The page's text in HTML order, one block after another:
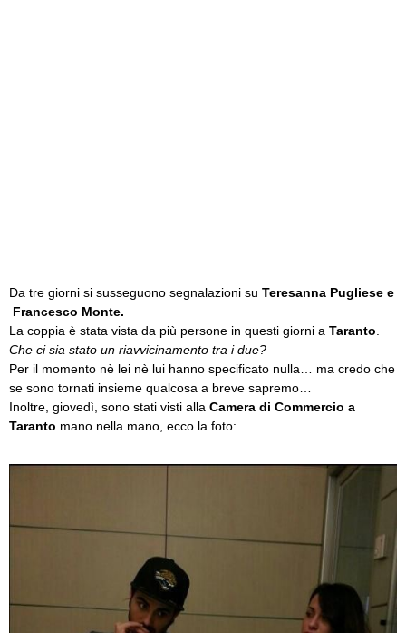
Da tre giorni si susseguono segnalazioni su Teresanna Pugliese e
Francesco Monte.
La coppia è stata vista da più persone in questi giorni a Taranto
Che ci sia stato un riavvicinamento tra i due?
Per il momento nè lei nè lui hanno specificato nulla… ma credo che
se sono tornati insieme qualcosa a breve sapremo…
Inoltre, giovedì, sono stati visti alla Camera di Commercio a
Taranto mano nella mano, ecco la foto: